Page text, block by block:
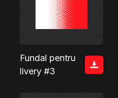
Fundal pentru
livery #3